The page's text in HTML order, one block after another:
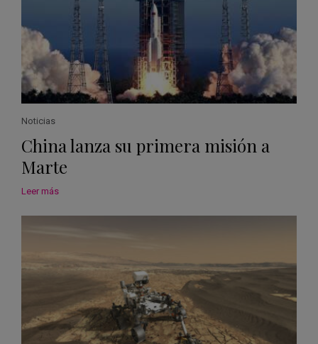
Noticias
China lanza su primera misión a
Marte
Leer más